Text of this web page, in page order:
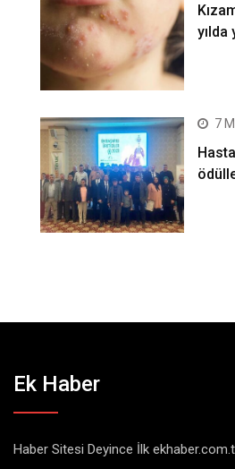
yılda
7
Ek Haber
Haber Sitesi Deyince İlk